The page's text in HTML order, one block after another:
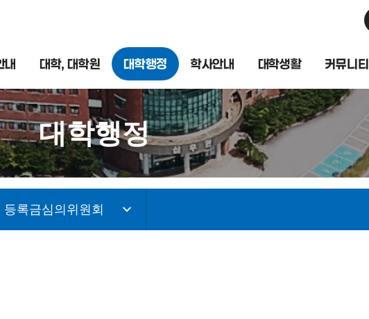
내 대학, 대학원 대학행정 학사안내 대학생활 커뮤니티
대학행정
등록금심의위원회